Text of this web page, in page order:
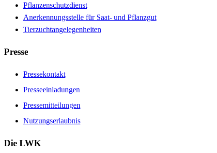
Pflanzenschutzdienst
Anerkennungsstelle für Saat- und Pflanzgut
Tierzuchtangelegenheiten
Presse
Pressekontakt
Presseeinladungen
Pressemitteilungen
Nutzungserlaubnis
Die LWK